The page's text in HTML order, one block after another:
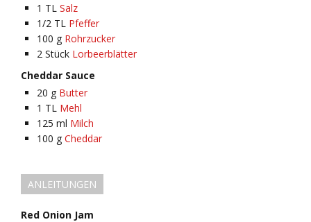
1 TL Salz
1/2 TL Pfeffer
100 g Rohrzucker
2 Stück Lorbeerblätter
Cheddar Sauce
20 g Butter
1 TL Mehl
125 ml Milch
100 g Cheddar
ANLEITUNGEN
Red Onion Jam